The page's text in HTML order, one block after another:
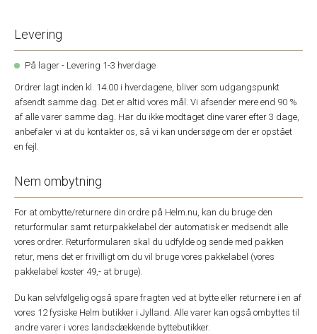
Levering
På lager - Levering 1-3 hverdage
Ordrer lagt inden kl. 14.00 i hverdagene, bliver som udgangspunkt
afsendt samme dag. Det er altid vores mål. Vi afsender mere end 90 %
af alle varer samme dag. Har du ikke modtaget dine varer efter 3 dage,
anbefaler vi at du kontakter os, så vi kan undersøge om der er opstået
en fejl.
Nem ombytning
For at ombytte/returnere din ordre på Helm.nu, kan du bruge den
returformular samt returpakkelabel der automatisk er medsendt alle
vores ordrer. Returformularen skal du udfylde og sende med pakken
retur, mens det er frivilligt om du vil bruge vores pakkelabel (vores
pakkelabel koster 49,- at bruge).
Du kan selvfølgelig også spare fragten ved at bytte eller returnere i en af
vores 12 fysiske Helm butikker i Jylland. Alle varer kan også ombyttes til
andre varer i vores landsdækkende byttebutikker.